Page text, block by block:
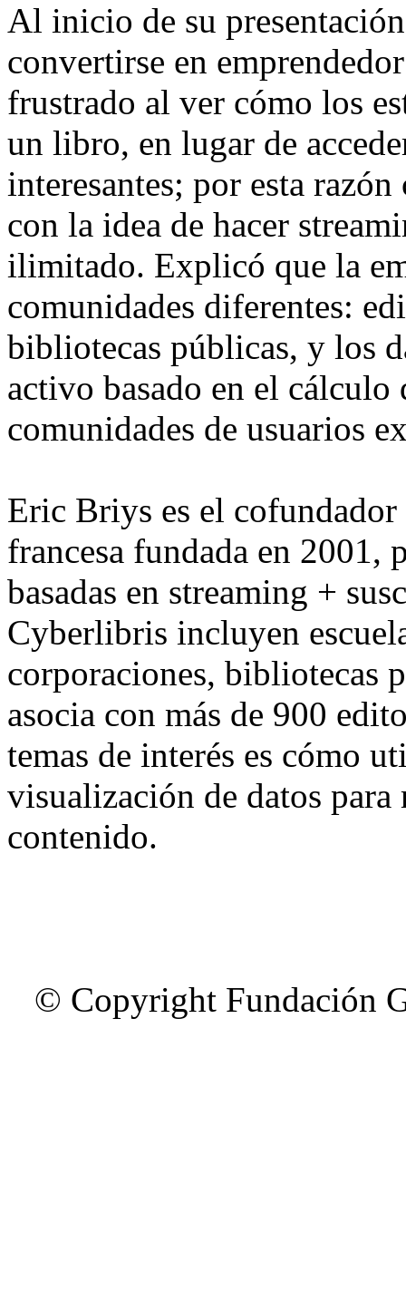
Al inicio de su
convertirse en
frustrado al ver cómo los
un libro, en lugar de
interesantes; por esta
con la idea de hacer
ilimitado. Explicó que la
comunidades diferentes:
bibliotecas públicas, y los
activo basado en el cálculo
comunidades de usuarios
Eric Briys es el
francesa fundada en 2001,
basadas en streaming +
Cyberlibris incluyen
corporaciones, bibliotecas
asocia con más de 900
temas de interés es cómo
visualización de datos
contenido.
© Copyright Fundación